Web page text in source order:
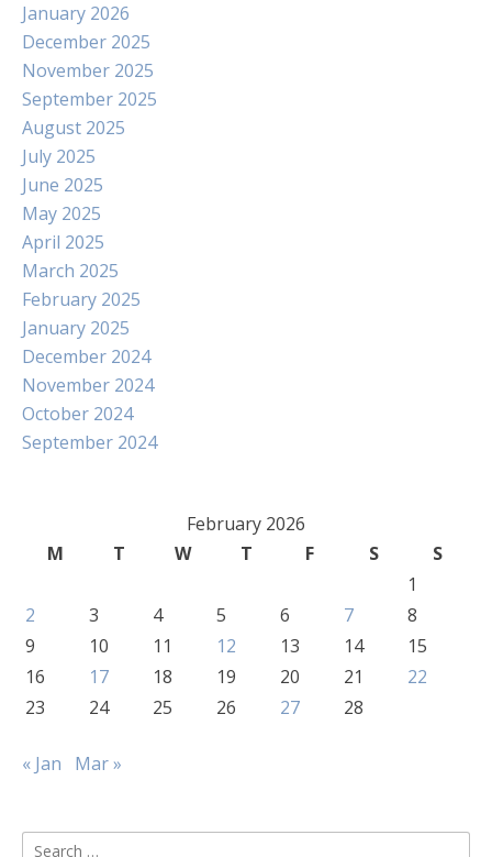
January 2026
December 2025
November 2025
September 2025
August 2025
July 2025
June 2025
May 2025
April 2025
March 2025
February 2025
January 2025
December 2024
November 2024
October 2024
September 2024
February 2026
M
T W T F S
S
1
2
3 4 5 6 7
8
9
10 11 12 13 14
15
16
17 18 19 20 21
22
23
24 25 26 27 28
« Jan Mar »
Search